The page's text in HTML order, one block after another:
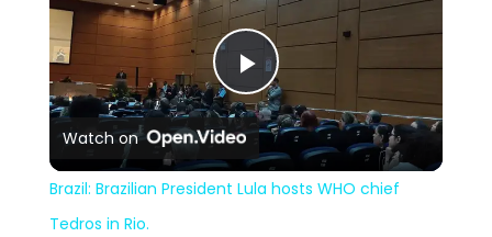
Play
Video
Watch on
Brazil: Brazilian President Lula hosts WHO chief
Tedros in Rio.